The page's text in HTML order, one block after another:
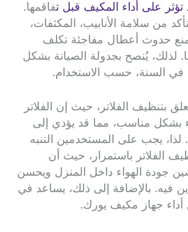
على أداء المكيف قبل تفاقمها.
من سلامة الأنابيب، المكثفات،
حدوث أعطال مفاجئة تكلف
لذلك، يُنصح بجدولة الصيانة بشكل
في السنة، حسب الاستخدام.
بتنظيف الفلاتر، حيث إن الفلاتر
بشكل مناسب، مما قد يؤدي إلى
لذا، يجب على المستخدمين التنبه
الفلاتر باستمرار، حيث أن
جودة الهواء داخل المنزل ويحسن
فيه. بالإضافة إلى ذلك، يساعد في
جهاز مكيف يورك.